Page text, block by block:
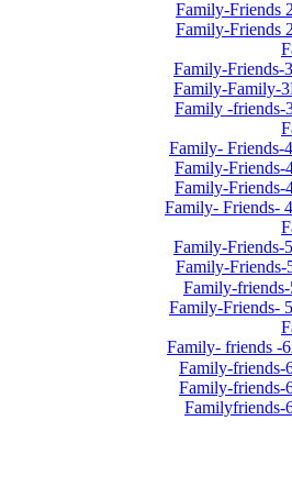
Family-Friends
Family-Friends
Family-Family-
Family -friends-
Family- Friends-
Family-Friends-
Family-Friends-
Family-Friends-
Family-Friends-
Family- friends -
Family-friends-
Familyfriends-